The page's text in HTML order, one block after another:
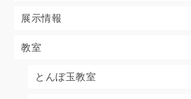
展示情報
教室
とんぼ玉教室